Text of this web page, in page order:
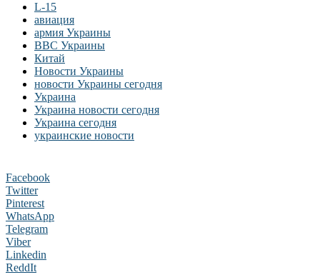
L-15
авиация
армия Украины
ВВС Украины
Китай
Новости Украины
новости Украины сегодня
Украина
Украина новости сегодня
Украина сегодня
украинские новости
Facebook
Twitter
Pinterest
WhatsApp
Telegram
Viber
Linkedin
ReddIt